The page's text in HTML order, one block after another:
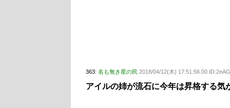
363: 名も無き星の民 2018/04/12(木) 17:51:56.00
アイルの姉が流石に今年は昇格する気